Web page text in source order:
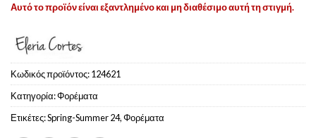
Αυτό το προϊόν είναι εξαντλημένο και μη διαθέσιμο αυτή τη στιγμή.
Κωδικός προϊόντος:124621
Κατηγορία:Φoρέματα
Ετικέτες:Spring-Summer 24,Φορέματα